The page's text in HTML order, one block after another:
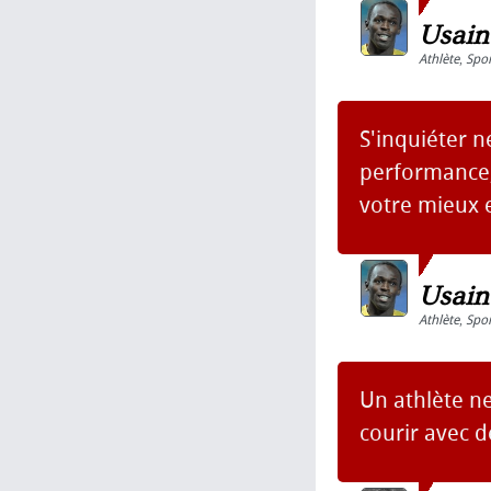
Athlète,
S'inquiéter
votre mieux
Athlète,
Un athlète
courir avec